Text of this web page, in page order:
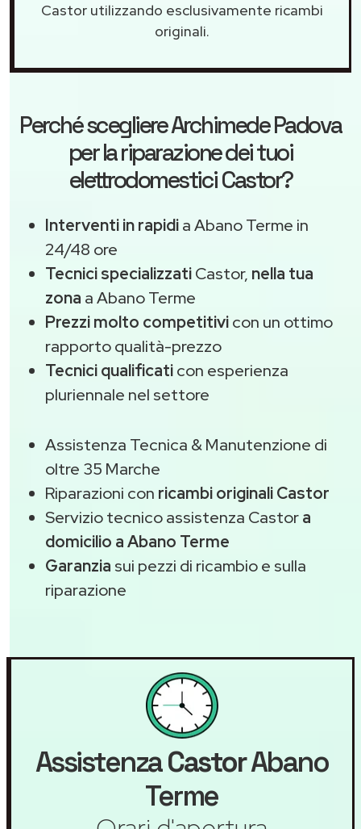
Castor utilizzando esclusivamente ricambi
originali.
Perché scegliereArchimede Padova
per la riparazione dei tuoi
elettrodomestici Castor?
Interventi in rapidia Abano Terme in
24/48 ore
Tecnici specializzatiCastor, nella tua
zona a Abano Terme
Prezzi molto competitivicon un ottimo
rapporto qualità-prezzo
Tecnici qualificaticon esperienza
pluriennale nel settore
Assistenza Tecnica & Manutenzione di
oltre 35 Marche
Riparazioni con ricambi originali Castor
Servizio tecnico assistenza Castora
domicilio a Abano Terme
Garanzia sui pezzi di ricambio e sulla
riparazione
AssistenzaCastorAbano
Terme